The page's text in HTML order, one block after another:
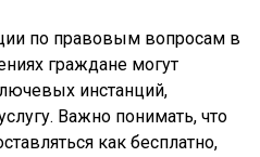
по правовым вопросам в
граждане могут
инстанций,
Важно понимать, что
как бесплатно,